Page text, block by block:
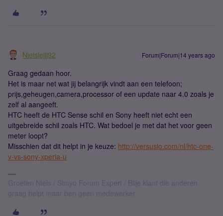
Nielsiejjj92 Forum|Forum|14 years ago
Graag gedaan hoor.
Het is maar net wat jij belangrijk vindt aan een telefoon;
prijs,geheugen,camera,processor of een update naar 4.0 zoals je
zelf al aangeeft.
HTC heeft de HTC Sense schil en Sony heeft niet echt een
uitgebreide schil zoals HTC. Wat bedoel je met dat het voor geen
meter loopt?
Misschien dat dit helpt in je keuze: http://versusio.com/nl/htc-one-
v-vs-sony-xperia-u
Groeten Niels / Simyo Forum Expert / Blije klant die anderen
graag helpt maar ben geen medewerker